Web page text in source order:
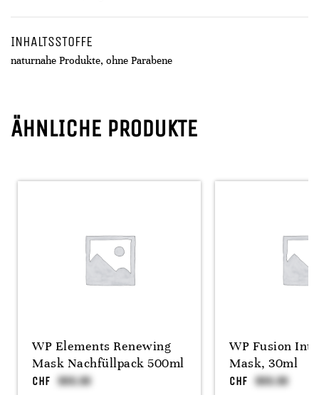
INHALTSSTOFFE
naturnahe Produkte, ohne Parabene
ÄHNLICHE PRODUKTE
WP Elements Renewing
Mask Nachfüllpack 500ml
CHF
WP Fusion
Mask, 30ml
CHF